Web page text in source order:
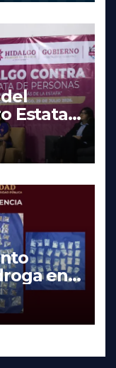
Estatal
en